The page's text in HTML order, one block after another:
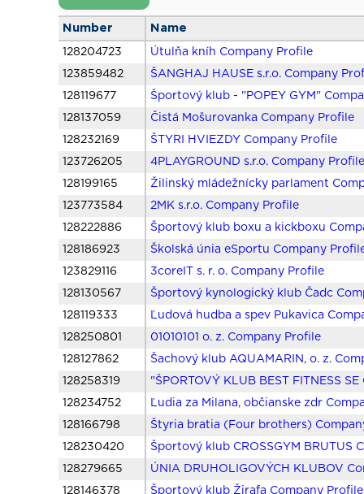
Number Name
128204723
Útulňa kníh Company Profile
123859482
ŠANGHAJ HAUSE s.r.o. Company
128119677
Športový klub - "POPEY GYM"
128137059
Čistá Mošurovanka Company Profile
128232169
ŠTYRI HVIEZDY Company Profile
123726205
4PLAYGROUND s.r.o. Company
128199165
Žilinský mládežnícky parlament
123773584
2MK s.r.o. Company Profile
128222886
Športový klub boxu a kickboxu
128186923
Školská únia eSportu Company
123829116
3coreIT s. r. o. Company Profile
128130567
Športový kynologický klub Čadc
128119333
Ľudová hudba a spev Pukavica
128250801
01010101 o. z. Company Profile
128127862
Šachový klub AQUAMARIN, o. z.
128258319
"ŠPORTOVÝ KLUB BEST FITNESS
128234752
Ľudia za Milana, občianske zdr
128166798
Štyria bratia (Four brothers)
128230420
Športový klub CROSSGYM BRUTUS
128279665
ÚNIA DRUHOLIGOVÝCH KLUBOV
128146378
Športový klub Žirafa Company Profile